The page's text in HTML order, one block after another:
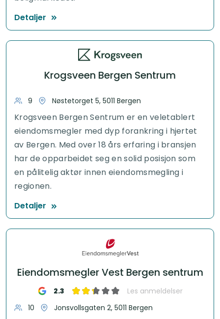
Detaljer
Krogsveen Bergen Sentrum
Krogsveen Bergen Sentrum er en veletablert
eiendomsmegler med dyp forankring i hjertet
av Bergen. Med over 18 års erfaring i bransjen
har de opparbeidet seg en solid posisjon som
en pålitelig aktør innen eiendomsmegling i
regionen.
9 Nøstetorget 5, 5011 Bergen
Detaljer
Eiendomsmegler Vest Bergen sentrum
2.3 Les anmeldelser
10 Jonsvollsgaten 2, 5011 Bergen